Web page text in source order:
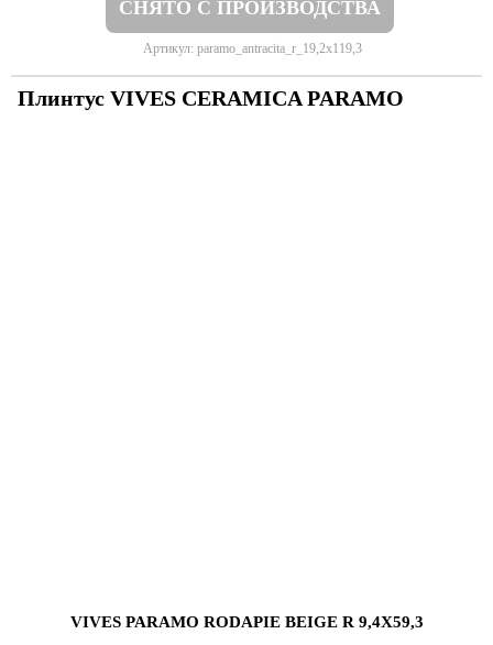
СНЯТО С ПРОИЗВОДСТВА
Артикул: paramo_antracita_r_19,2x119,3
Плинтус VIVES CERAMICA PARAMO
VIVES PARAMO RODAPIE BEIGE R 9,4X59,3